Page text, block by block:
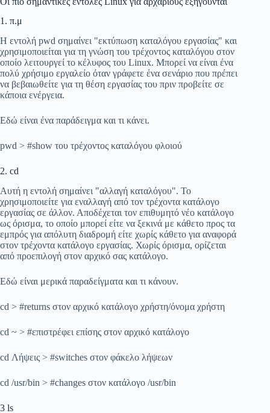
1. π.μ
Η εντολή pwd σημαίνει "εκτύπωση καταλόγου εργασίας" και
χρησιμοποιείται για τη γνώση του τρέχοντος καταλόγου στον
οποίο λειτουργεί το κέλυφος του Linux. Μπορεί να είναι ένα
πολύ χρήσιμο εργαλείο όταν γράφετε ένα σενάριο που πρέπει
να βεβαιωθείτε για τη θέση εργασίας του πριν προβείτε σε
κάποια ενέργεια.
Εδώ είναι ένα παράδειγμα και τι κάνει.
pwd > #show του τρέχοντος καταλόγου φλοιού
2. cd
Αυτή η εντολή σημαίνει "αλλαγή καταλόγου". Το
χρησιμοποιείτε για εναλλαγή από τον τρέχοντα κατάλογο
εργασίας σε άλλον. Αποδέχεται τον επιθυμητό νέο κατάλογο
ως όρισμα, το οποίο μπορεί είτε να ξεκινά με κάθετο προς τα
εμπρός για απόλυτη διαδρομή είτε χωρίς κάθετο για αναφορά
στον τρέχοντα κατάλογο εργασίας. Χωρίς όρισμα, ορίζεται
από προεπιλογή στον αρχικό σας κατάλογο.
Εδώ είναι μερικά παραδείγματα και τι κάνουν.
cd > #returns στον αρχικό κατάλογο χρήστη/όνομα χρήστη
cd ~ > #επιστρέφει επίσης στον αρχικό κατάλογο
cd Λήψεις > #switches στον φάκελο λήψεων
cd /usr/bin > #changes στον κατάλογο /usr/bin
3 ls